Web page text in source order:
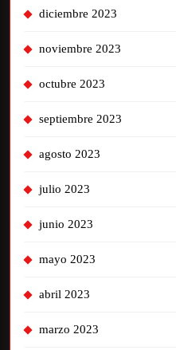
diciembre 2023
noviembre 2023
octubre 2023
septiembre 2023
agosto 2023
julio 2023
junio 2023
mayo 2023
abril 2023
marzo 2023